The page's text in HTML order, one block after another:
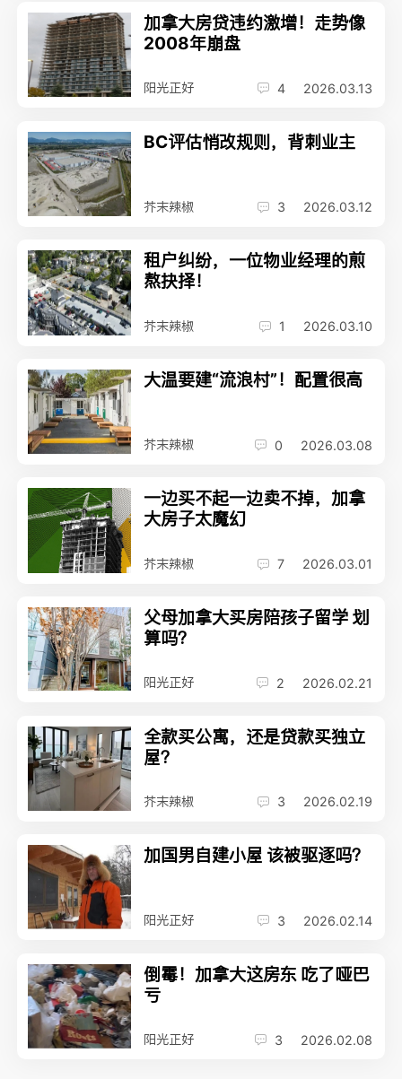
加拿大房贷违约激增！走势像
2008年崩盘
阳光正好 4 2026.03.13
BC评估悄改规则，背刺业主
芥末辣椒 3 2026.03.12
租户纠纷，一位物业经理的煎
熬抉择！
芥末辣椒 1 2026.03.10
大温要建“流浪村”！配置很高
芥末辣椒 0 2026.03.08
一边买不起一边卖不掉，加拿
大房子太魔幻
芥末辣椒 7 2026.03.01
父母加拿大买房陪孩子留学 划
算吗？
阳光正好 2 2026.02.21
全款买公寓，还是贷款买独立
屋？
芥末辣椒 3 2026.02.19
加国男自建小屋 该被驱逐吗？
阳光正好 3 2026.02.14
倒霉！加拿大这房东 吃了哑巴
亏
阳光正好 3 2026.02.08